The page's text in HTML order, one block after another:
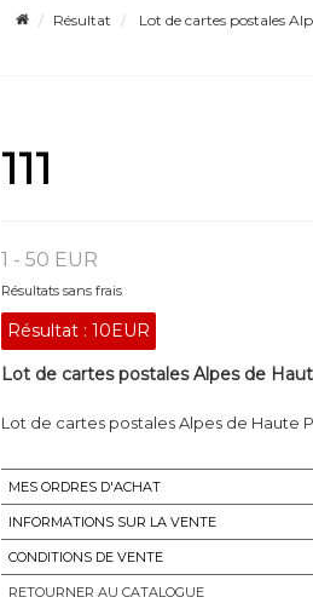
Résultat Lot de cartes postales
111
1 - 50 EUR
Résultats sans frais
Résultat : 10EUR
Lot de cartes postales Alpes de
Lot de cartes postales Alpes de Haute
MES ORDRES D'ACHAT
INFORMATIONS SUR LA VENTE
CONDITIONS DE VENTE
RETOURNER AU CATALOGUE